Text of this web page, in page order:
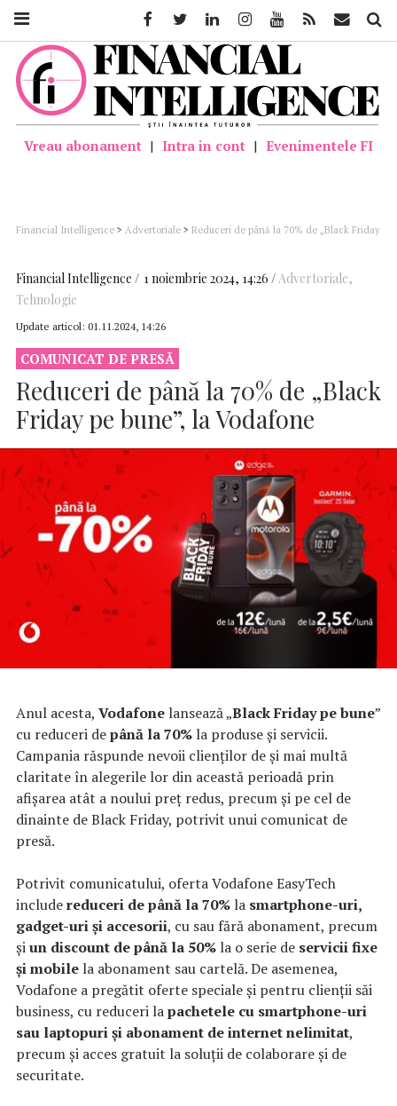
Vreau abonament | Intra in cont | Evenimentele FI
Financial Intelligence > Advertoriale > Reduceri de până la 70% de „Black Friday
Financial Intelligence 1 noiembrie 2024, 14:26 Advertoriale,
Tehnologie
Update articol: 01.11.2024, 14:26
COMUNICAT DE PRESĂ
Reduceri de până la 70% de „Black
Friday pe bune”, la Vodafone
Anul acesta, Vodafone lansează „Black Friday pe bune”
cu reduceri depână la 70% la produse și servicii.
Campania răspunde nevoii clienților de și mai multă
claritate în alegerile lor din această perioadă prin
afișarea atât a noului preț redus, precum și pe cel de
dinainte de Black Friday, potrivit unui comunicat de
presă.
Potrivit comunicatului, oferta Vodafone EasyTech
includereduceri de până la 70% la smartphone-uri,
gadget-uri și accesorii, cu sau fără abonament, precum
și un discount de până la 50% la o serie de servicii fixe
și mobile la abonament sau cartelă. De asemenea,
Vodafone a pregătit oferte speciale și pentru clienții săi
business, cu reduceri la pachetele cu smartphone-uri
sau laptopuri și abonament de internet nelimitat,
precum și acces gratuit la soluții de colaborare și de
securitate.
FacebookTwitter LinkedinInstagramYoutube Feed Mail